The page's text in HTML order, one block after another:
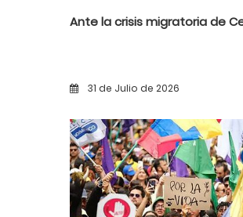
Ante la crisis migratoria de
31 de Julio de 2026